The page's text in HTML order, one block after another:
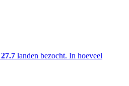
27.7 landen bezocht. In hoeveel